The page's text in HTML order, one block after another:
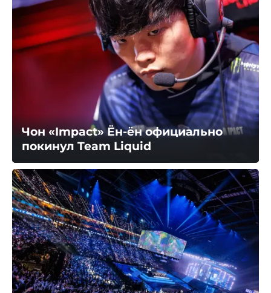
Чон «Impact» Ён-ён официально
покинул Team Liquid